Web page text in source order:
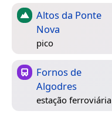
Altos da Ponte
Nova
pico
Fornos de
Algodres
estação ferroviária